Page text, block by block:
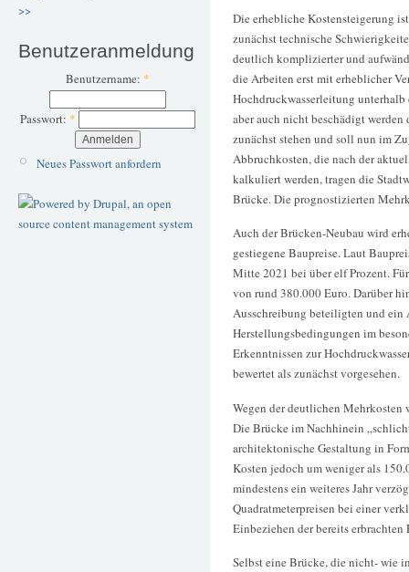
>>
Benutzeranmeldung
Benutzername: *
Passwort: *
Neues Passwort anfordern
Die erhebliche Kostensteigerung
zunächst technische
deutlich komplizierter und
die Arbeiten erst mit erheblicher
Hochdruckwasserleitung
aber auch nicht beschädigt
zunächst stehen und soll nun im
Abbruchkosten, die nach der
kalkuliert werden, tragen die
Brücke. Die prognostizierten
Auch der Brücken-Neubau wird
gestiegene Baupreise. Laut
Mitte 2021 bei über elf Prozent.
von rund 380.000 Euro. Darüber
Ausschreibung beteiligten und ein
Herstellungsbedingungen im
Erkenntnissen zur
bewertet als zunächst vorgesehen.
Wegen der deutlichen Mehrkosten
Die Brücke im Nachhinein
architektonische Gestaltung in
Kosten jedoch um weniger als
mindestens ein weiteres Jahr
Quadratmeterpreisen bei einer
Einbeziehen der bereits
Selbst eine Brücke, die nicht- wie